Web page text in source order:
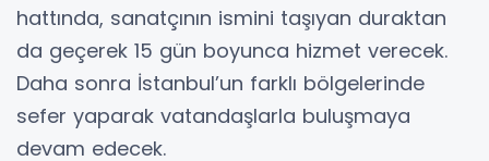
hattında, sanatçının ismini taşıyan duraktan
da geçerek 15 gün boyunca hizmet verecek.
Daha sonra İstanbul’un farklı bölgelerinde
sefer yaparak vatandaşlarla buluşmaya
devam edecek.